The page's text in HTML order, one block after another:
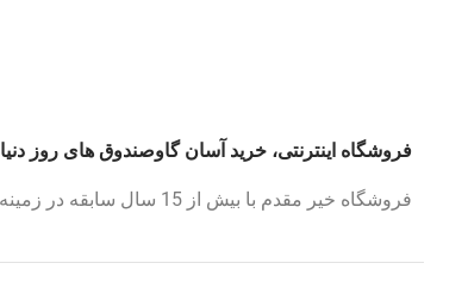
فروشگاه اینترنتی، خرید آسان گاوصندوق های روز دنیا
فروشگاه خیر مقدم با بیش از 15 سال سابقه در زمینه امنیت و گاوصندوق